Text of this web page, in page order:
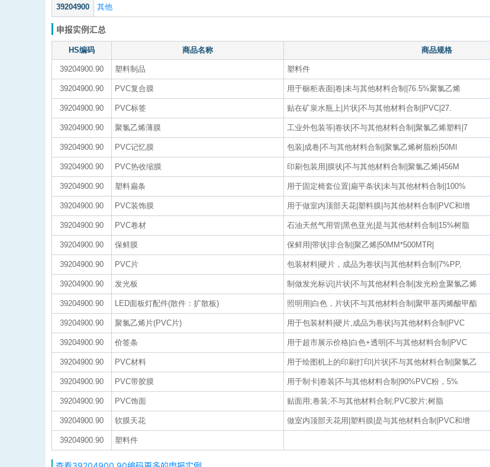
39204900 其他
申报实例汇总
HS编码 商品名称 商品规格
39204900.90 塑料制品 塑料件
39204900.90 PVC复合膜 用于橱柜表面|卷|未与其他材料合制|76.5%聚氯乙烯
39204900.90 PVC标签 贴在矿泉水瓶上|片状|不与其他材料合制|PVC|27.
39204900.90 聚氯乙烯薄膜 工业外包装等|卷状|不与其他材料合制|聚氯乙烯塑料|7
39204900.90 PVC记忆膜 包装|成卷|不与其他材料合制|聚氯乙烯树脂粉|50MI
39204900.90 PVC热收缩膜 印刷包装用|膜状|不与其他材料合制|聚氯乙烯|456M
39204900.90 塑料扁条 用于固定椅套位置|扁平条状|未与其他材料合制|100%
39204900.90 PVC装饰膜 用于做室内顶部天花|塑料膜|与其他材料合制|PVC和增
39204900.90 PVC卷材 石油天然气用管|黑色亚光|是与其他材料合制|15%树脂
39204900.90 保鲜膜 保鲜用|带状|非合制|聚乙烯|50MM*500MTR|
39204900.90 PVC片 包装材料|硬片，成品为卷状|与其他材料合制|7%PP,
39204900.90 发光板 制做发光标识|片状|不与其他材料合制|发光粉盒聚氯乙烯
39204900.90 LED面板灯配件(散件：扩散板) 照明用|白色，片状|不与其他材料合制|聚甲基丙烯酸甲酯
39204900.90 聚氯乙烯片(PVC片) 用于包装材料|硬片,成品为卷状|与其他材料合制|PVC
39204900.90 价签条 用于超市展示价格|白色+透明|不与其他材料合制|PVC
39204900.90 PVC材料 用于绘图机上的印刷打印|片状|不与其他材料合制|聚氯乙
39204900.90 PVC带胶膜 用于制卡|卷装|不与其他材料合制|90%PVC粉，5%
39204900.90 PVC饰面 贴面用;卷装;不与其他材料合制;PVC胶片;树脂
39204900.90 软膜天花 做室内顶部天花用|塑料膜|是与其他材料合制|PVC和增
39204900.90 塑料件